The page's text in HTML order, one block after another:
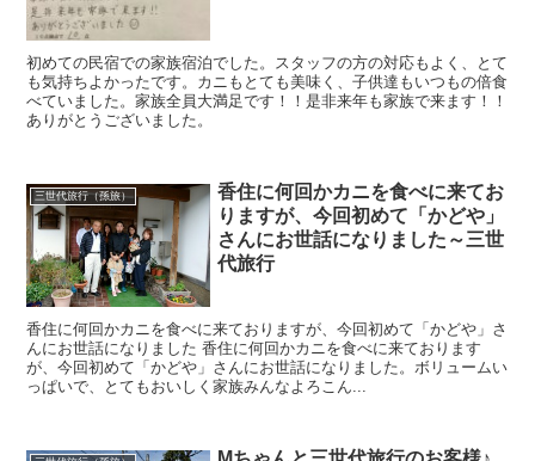
初めての民宿での家族宿泊でした。スタッフの方の対応もよく、とて
も気持ちよかったです。カニもとても美味く、子供達もいつもの倍食
べていました。家族全員大満足です！！是非来年も家族で来ます！！
ありがとうございました。
三世代旅行（孫旅）
香住に何回かカニを食べに来てお
りますが、今回初めて「かどや」
さんにお世話になりました～三世
代旅行
香住に何回かカニを食べに来ておりますが、今回初めて「かどや」さ
んにお世話になりました 香住に何回かカニを食べに来ております
が、今回初めて「かどや」さんにお世話になりました。ボリュームい
っぱいで、とてもおいしく家族みんなよろこん...